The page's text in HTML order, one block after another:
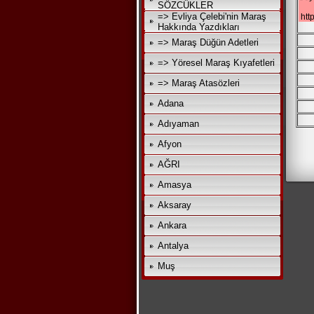
SÖZCÜKLER
=> Evliya Çelebi'nin Maraş
Hakkında Yazdıkları
=> Maraş Düğün Adetleri
=> Yöresel Maraş Kıyafetleri
=> Maraş Atasözleri
Adana
Adıyaman
Afyon
AĞRI
Amasya
Aksaray
Ankara
Antalya
Muş